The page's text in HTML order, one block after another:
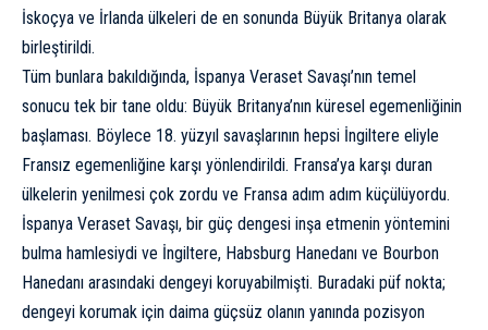
İskoçya ve İrlanda ülkeleri de en sonunda Büyük Britanya olarak
birleştirildi.
Tüm bunlara bakıldığında, İspanya Veraset Savaşı’nın temel
sonucu tek bir tane oldu: Büyük Britanya’nın küresel egemenliğinin
başlaması. Böylece 18. yüzyıl savaşlarının hepsi İngiltere eliyle
Fransız egemenliğine karşı yönlendirildi. Fransa’ya karşı duran
ülkelerin yenilmesi çok zordu ve Fransa adım adım küçülüyordu.
İspanya Veraset Savaşı, bir güç dengesi inşa etmenin yöntemini
bulma hamlesiydi ve İngiltere, Habsburg Hanedanı ve Bourbon
Hanedanı arasındaki dengeyi koruyabilmişti. Buradaki püf nokta;
dengeyi korumak için daima güçsüz olanın yanında pozisyon